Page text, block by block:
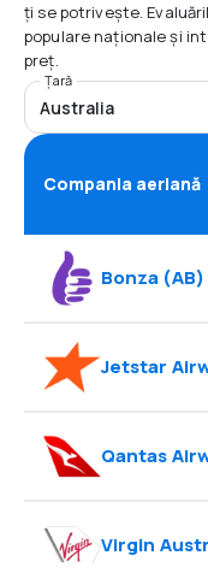
ți se potrivește.
populare naționale și
preț.
Țară
Australia
Compania aeriană
Bonza (AB)
Jetstar
Qantas
Virgin